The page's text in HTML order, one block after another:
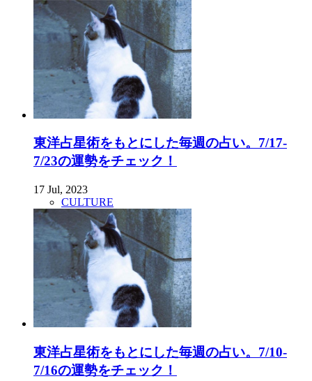
東洋占星術をもとにした毎週の占い。7/17-
7/23の運勢をチェック！
17 Jul, 2023
CULTURE
東洋占星術をもとにした毎週の占い。7/10-
7/16の運勢をチェック！